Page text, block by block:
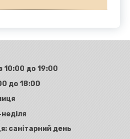
10:00 до 19:00
до 18:00
санітарний день